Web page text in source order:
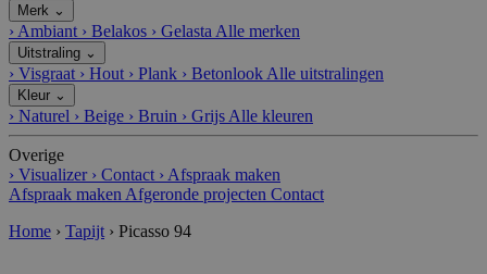
Merk ⌄
› Ambiant › Belakos › Gelasta Alle merken
Uitstraling ⌄
› Visgraat › Hout › Plank › Betonlook Alle uitstralingen
Kleur ⌄
› Naturel › Beige › Bruin › Grijs Alle kleuren
Overige
› Visualizer › Contact › Afspraak maken
Afspraak maken Afgeronde projecten Contact
Home › Tapijt › Picasso 94